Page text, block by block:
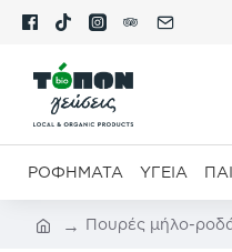
ΡΟΦΉΜΑΤΑ ΥΓΕΊΑ
Πουρές μήλο-